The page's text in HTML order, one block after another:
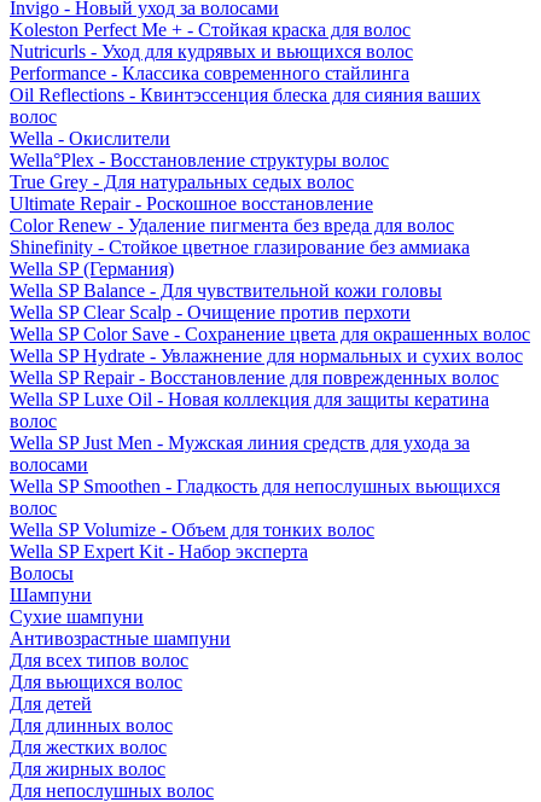
Invigo - Новый уход за волосами
Koleston Perfect Me + - Стойкая краска для волос
Nutricurls - Уход для кудрявых и вьющихся волос
Performance - Классика современного стайлинга
Oil Reflections - Квинтэссенция блеска для сияния ваших
волос
Wella - Окислители
Wella°Plex - Восстановление структуры волос
True Grey - Для натуральных седых волос
Ultimate Repair - Роскошное восстановление
Color Renew - Удаление пигмента без вреда для волос
Shinefinity - Стойкое цветное глазирование без аммиака
Wella SP (Германия)
Wella SP Balance - Для чувствительной кожи головы
Wella SP Clear Scalp - Очищение против перхоти
Wella SP Color Save - Сохранение цвета для окрашенных волос
Wella SP Hydrate - Увлажнение для нормальных и сухих волос
Wella SP Repair - Восстановление для поврежденных волос
Wella SP Luxe Oil - Новая коллекция для защиты кератина
волос
Wella SP Just Men - Мужская линия средств для ухода за
волосами
Wella SP Smoothen - Гладкость для непослушных вьющихся
волос
Wella SP Volumize - Объем для тонких волос
Wella SP Expert Kit - Набор эксперта
Волосы
Шампуни
Сухие шампуни
Антивозрастные шампуни
Для всех типов волос
Для вьющихся волос
Для детей
Для длинных волос
Для жестких волос
Для жирных волос
Для непослушных волос